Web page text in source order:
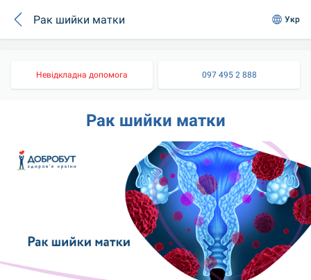
Рак шийки матки Укр
Невідкладна допомога 097 495 2 888
Рак шийки матки